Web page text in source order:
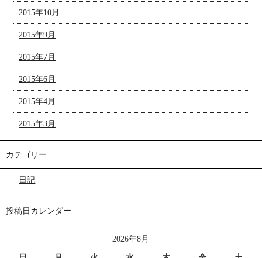
2015年10月
2015年9月
2015年7月
2015年6月
2015年4月
2015年3月
カテゴリー
日記
投稿日カレンダー
2026年8月